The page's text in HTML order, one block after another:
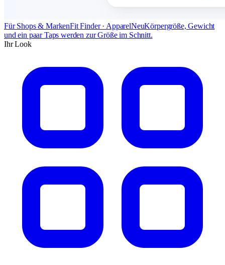
Für Shops & MarkenFit Finder · ApparelNeuKörpergröße, Gewicht
und ein paar Taps werden zur Größe im Schnitt.
Ihr Look